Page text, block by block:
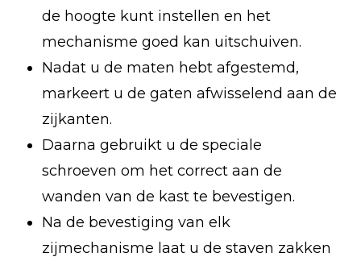
de hoogte kunt instellen en het
mechanisme goed kan uitschuiven.
Nadat u de maten hebt afgestemd,
markeert u de gaten afwisselend aan de
zijkanten.
Daarna gebruikt u de speciale
schroeven om het correct aan de
wanden van de kast te bevestigen.
Na de bevestiging van elk
zijmechanisme laat u de staven zakken